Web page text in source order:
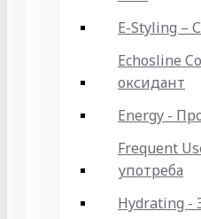
E-Styling –
Echosline
оксидант
Energy -
Frequent
употреба
Hydrating -